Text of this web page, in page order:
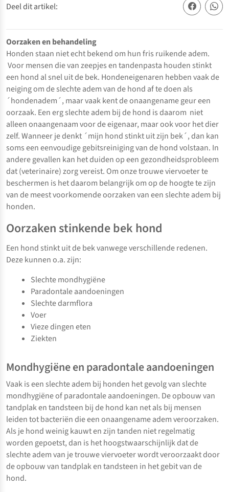
Deel dit artikel:
Oorzaken en behandeling
Honden staan niet echt bekend om hun fris ruikende adem.
Voor mensen die van zeepjes en tandenpasta houden stinkt
een hond al snel uit de bek. Hondeneigenaren hebben vaak de
neiging om de slechte adem van de hond af te doen als
´hondenadem´, maar vaak kent de onaangename geur een
oorzaak. Een erg slechte adem bij de hond is daarom niet
alleen onaangenaam voor de eigenaar, maar ook voor het dier
zelf. Wanneer je denkt ´mijn hond stinkt uit zijn bek´, dan kan
soms een eenvoudige gebitsreiniging van de hond volstaan. In
andere gevallen kan het duiden op een gezondheidsprobleem
dat (veterinaire) zorg vereist. Om onze trouwe viervoeter te
beschermen is het daarom belangrijk om op de hoogte te zijn
van de meest voorkomende oorzaken van een slechte adem bij
honden.
Oorzaken stinkende bek hond
Een hond stinkt uit de bek vanwege verschillende redenen.
Deze kunnen o.a. zijn:
Slechte mondhygiëne
Paradontale aandoeningen
Slechte darmflora
Voer
Vieze dingen eten
Ziekten
Mondhygiëne en paradontale aandoeningen
Vaak is een slechte adem bij honden het gevolg van slechte
mondhygiëne of paradontale aandoeningen. De opbouw van
tandplak en tandsteen bij de hond kan net als bij mensen
leiden tot bacteriën die een onaangename adem veroorzaken.
Als je hond weinig kauwt en zijn tanden niet regelmatig
worden gepoetst, dan is het hoogstwaarschijnlijk dat de
slechte adem van je trouwe viervoeter wordt veroorzaakt door
de opbouw van tandplak en tandsteen in het gebit van de
hond.